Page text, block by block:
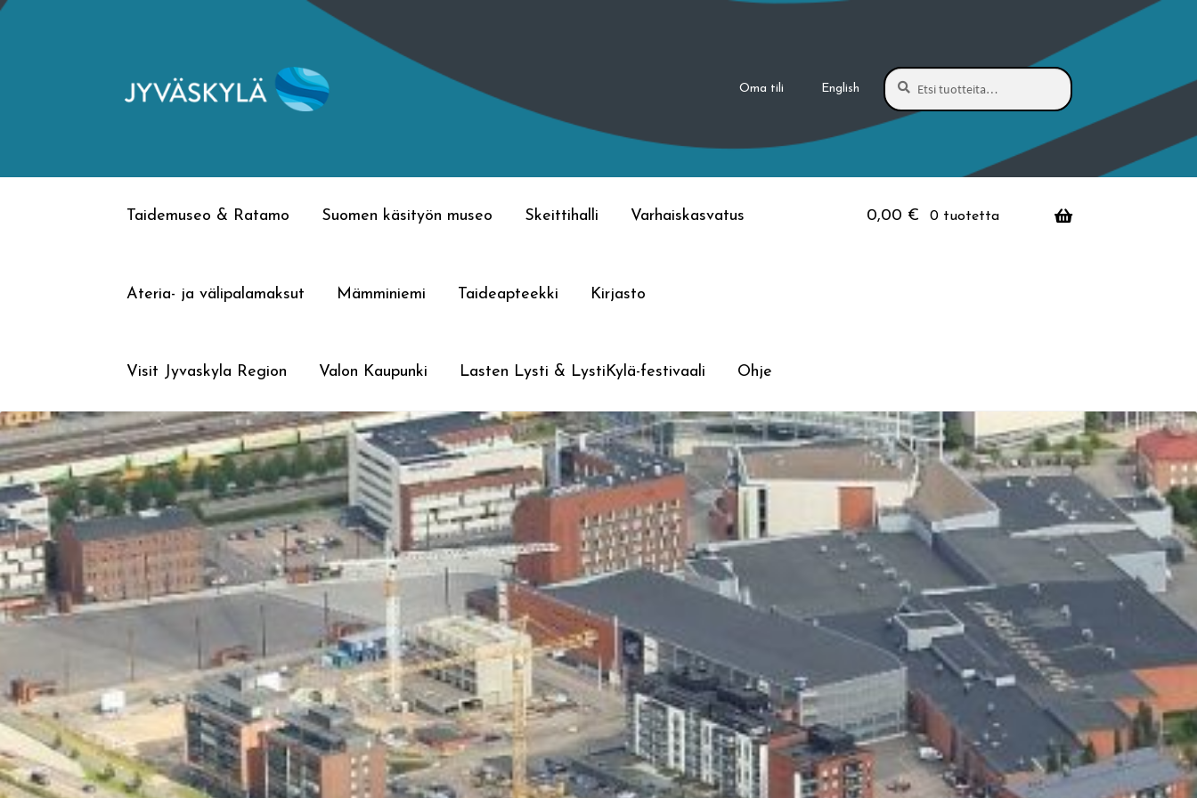
Siirry
Siirry
Oma tili English
Etsi:
Haku
Taidemuseo & Ratamo Suomen käsityön museo Skeittihalli Varhaiskasvatus
Ateria- ja välipalamaksut Mämminiemi Taideapteekki Kirjasto
Visit Jyvaskyla Region Valon Kaupunki Lasten Lysti & LystiKylä-festivaali Ohje
0,00 € 0 tuotetta